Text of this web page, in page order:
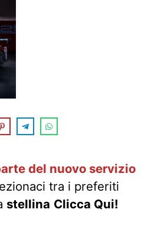
del nuovo servizio
tra i preferiti
stellina Clicca Qui!